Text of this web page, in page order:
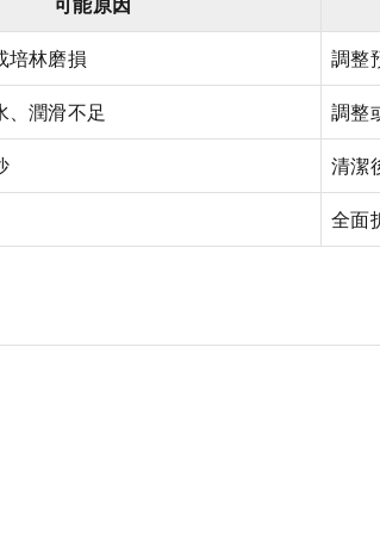
培林磨損 調整
、潤滑不足 調整
清潔
全面